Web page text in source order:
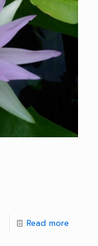
Read more